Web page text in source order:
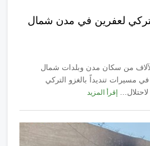
لعفرين في مدن شمال
من سكان مدن وبلدات شمال
مسيرات تنديداً بالغزو التركي
إقرأ المزيد